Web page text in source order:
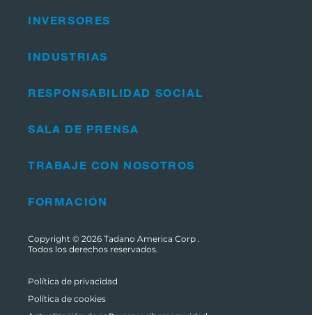
INVERSORES
INDUSTRIAS
RESPONSABILIDAD SOCIAL
SALA DE PRENSA
TRABAJE CON NOSOTROS
FORMACIÓN
Copyright © 2026 Tadano America Corp .
Todos los derechos reservados.
Política de privacidad
Política de cookies